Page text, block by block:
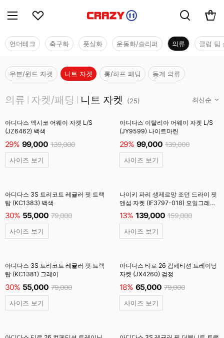
언더테크 축구화 풋살화 운동화/슬리퍼 의류 클럽 팀
우븐/윈드 자켓 니트 자켓 롱/하프 패딩 동계 의류
의류 자켓/패딩 니트 자켓 (25)
아디다스 멕시코 어웨이 자켓 L/S
(JZ6462) 백색
29% 99,000 139,000
사이즈 보기
아디다스 이탈리아 어웨이 자켓 L/S
(JY9599) 나이트마린
29% 99,000 139,000
사이즈 보기
아디다스 3S 트리코트 레귤러 핏 트랙
탑 (KC1383) 백색
30% 55,000 79,000
사이즈 보기
나이키 파리 생제르망 조던 드라이 핏
앤섬 자켓 (IF3797-018) 오일그레이
#
13% 139,000 159,000
사이즈 보기
아디다스 3S 트리코트 레귤러 핏 트랙
탑 (KC1381) 그레이
30% 55,000 79,000
사이즈 보기
아디다스 티로 26 컴페티션 트레이닝
자켓 (JX4260) 검정
18% 65,000 79,000
사이즈 보기